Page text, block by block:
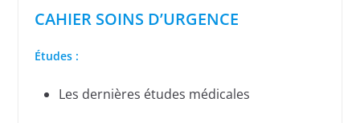
CAHIER SOINS D’URGENCE
Études :
Les dernières études médicales